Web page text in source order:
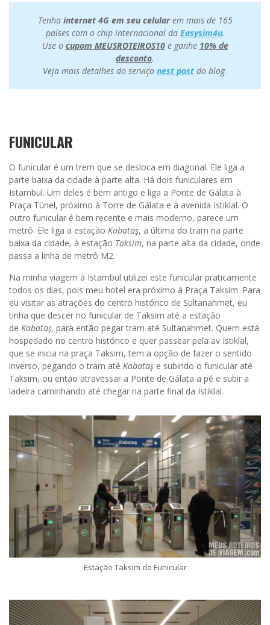
Tenha internet 4G em seu celularem mais de 165
países com o chip internacional da Easysim4u.
Use o cupom MEUSROTEIROS10e ganhe 10% de
desconto.
Veja mais detalhes do serviço nest post do blog.
FUNICULAR
O funicular é um trem que se desloca em diagonal. Ele liga a
parte baixa da cidade à parte alta. Há dois funiculares em
Istambul. Um deles é bem antigo e liga a Ponte de Gálata à
Praça Tünel, próximo à Torre de Gálata e à avenida Istiklal. O
outro funicular é bem recente e mais moderno, parece um
metrô. Ele liga a estação Kabataş, a última do tram na parte
baixa da cidade, à estação Taksim, na parte alta da cidade, onde
passa a linha de metrô M2.
Na minha viagem à Istambul utilizei este funicular praticamente
todos os dias, pois meu hotel era próximo à Praça Taksim. Para
eu visitar as atrações do centro histórico de Sultanahmet, eu
tinha que descer no funicular de Taksim até a estação
de Kabataş, para então pegar tram até Sultanahmet. Quem está
hospedado no centro histórico e quer passear pela av Istiklal,
que se inicia na praça Taksim, tem a opção de fazer o sentido
inverso, pegando o tram até Kabataş e subindo o funicular até
Taksim, ou então atravessar a Ponte de Gálata a pé e subir a
ladeira caminhando até chegar na parte final da Istiklal.
Estação Taksim do Funicular